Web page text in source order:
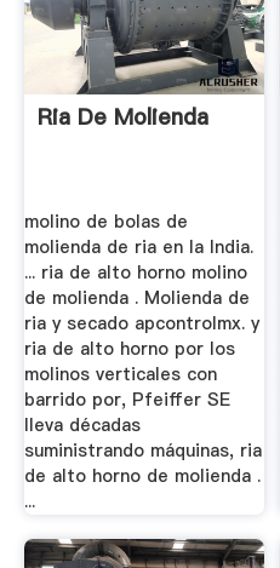
Ria De Molienda
molino de bolas de
molienda de ria en la India.
... ria de alto horno molino
de molienda . Molienda de
ria y secado apcontrolmx. y
ria de alto horno por los
molinos verticales con
barrido por, Pfeiffer SE
lleva décadas
suministrando máquinas, ria
de alto horno de molienda .
...